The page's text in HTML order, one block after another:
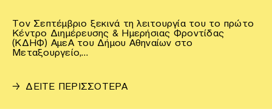
Τον Σεπτέμβριο ξεκινά τη λειτουργία του το πρώτο
Κέντρο Διημέρευσης & Ημερήσιας Φροντίδας
(ΚΔΗΦ) ΑμεΑ του Δήμου Αθηναίων στο
Μεταξουργείο,…
→ ΔΕΙΤΕ ΠΕΡΙΣΣΟΤΕΡΑ